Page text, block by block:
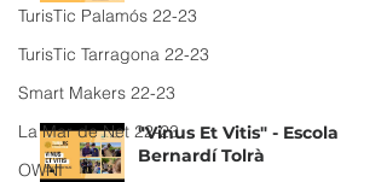
TurisTic Palamós 22-23
TurisTic Tarragona 22-23
Smart Makers 22-23
La Mar de Net 22-23
OWNI
"Vinus Et Vitis" - Escola
Bernardí Tolrà